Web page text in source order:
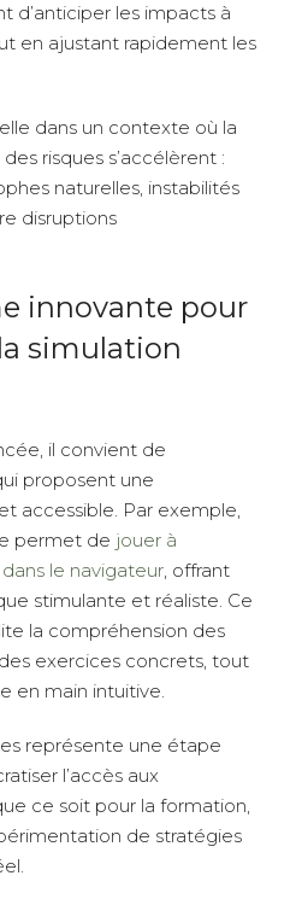
d’anticiper les impacts à
en ajustant rapidement les
dans un contexte où la
risques s’accélèrent :
naturelles, instabilités
disruptions
innovante pour
simulation
il convient de
proposent une
accessible. Par exemple,
permet de jouer à
le navigateur, offrant
stimulante et réaliste. Ce
la compréhension des
exercices concrets, tout
en main intuitive.
représente une étape
l’accès aux
ce soit pour la formation,
de stratégies